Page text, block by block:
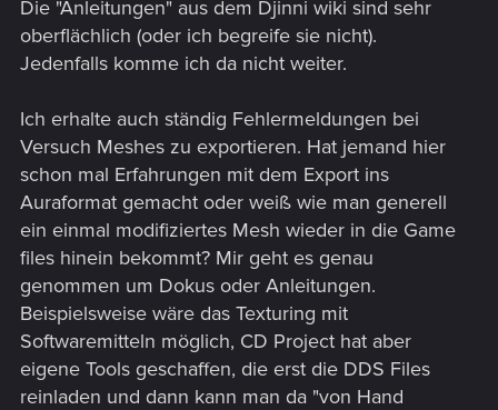
Die "Anleitungen" aus dem Djinni wiki sind sehr
oberflächlich (oder ich begreife sie nicht).
Jedenfalls komme ich da nicht weiter.
Ich erhalte auch ständig Fehlermeldungen bei
Versuch Meshes zu exportieren. Hat jemand hier
schon mal Erfahrungen mit dem Export ins
Auraformat gemacht oder weiß wie man generell
ein einmal modifiziertes Mesh wieder in die Game
files hinein bekommt? Mir geht es genau
genommen um Dokus oder Anleitungen.
Beispielsweise wäre das Texturing mit
Softwaremitteln möglich, CD Project hat aber
eigene Tools geschaffen, die erst die DDS Files
reinladen und dann kann man da "von Hand